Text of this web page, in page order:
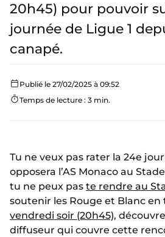
20h45) pour pouvoir
journée de Ligue 1
canapé.
Publié le 27/02/2025 à 09:52
Temps de lecture : 3 min.
Tu ne veux pas rater la 24e
opposera l’AS Monaco au
tu ne peux pas te rendre au
soutenir les Rouge et Blanc
vendredi soir (20h45),
diffuseur qui couvre cette